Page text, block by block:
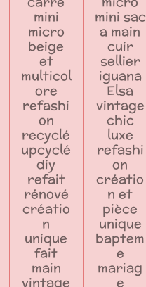
mini
micro
beige
et
multicol
ore
refashi
on
recyclé
upcyclé
diy
refait
rénové
créatio
n
unique
fait
main
vintage
mini sac
a main
cuir
sellier
iguana
Elsa
vintage
chic
luxe
refashi
on
créatio
n et
pièce
unique
baptem
e
mariag
e